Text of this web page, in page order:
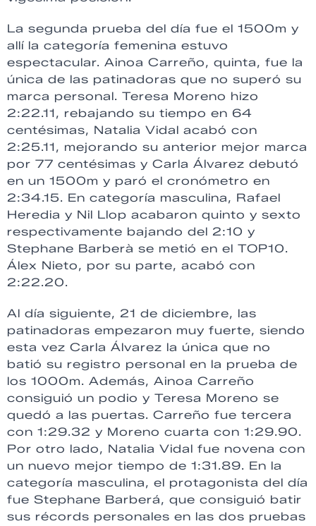
La segunda prueba del día fue el 1500m y
allí la categoría femenina estuvo
espectacular. Ainoa Carreño, quinta, fue la
única de las patinadoras que no superó su
marca personal. Teresa Moreno hizo
2:22.11, rebajando su tiempo en 64
centésimas, Natalia Vidal acabó con
2:25.11, mejorando su anterior mejor marca
por 77 centésimas y Carla Álvarez debutó
en un 1500m y paró el cronómetro en
2:34.15. En categoría masculina, Rafael
Heredia y Nil Llop acabaron quinto y sexto
respectivamente bajando del 2:10 y
Stephane Barberà se metió en el TOP10.
Álex Nieto, por su parte, acabó con
2:22.20.
Al día siguiente, 21 de diciembre, las
patinadoras empezaron muy fuerte, siendo
esta vez Carla Álvarez la única que no
batió su registro personal en la prueba de
los 1000m. Además, Ainoa Carreño
consiguió un podio y Teresa Moreno se
quedó a las puertas. Carreño fue tercera
con 1:29.32 y Moreno cuarta con 1:29.90.
Por otro lado, Natalia Vidal fue novena con
un nuevo mejor tiempo de 1:31.89. En la
categoría masculina, el protagonista del día
fue Stephane Barberá, que consiguió batir
sus récords personales en las dos pruebas